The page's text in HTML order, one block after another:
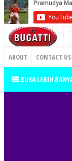
ABOUT CONTACT US
TERMS OF SERVICE
BUKA LEBIH